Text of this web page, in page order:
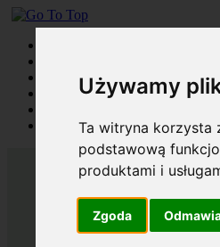
Używamy
Ta witryna korzysta
podstawową
produktami i
Zgoda
Okładki
Prenumerata
Szukaj